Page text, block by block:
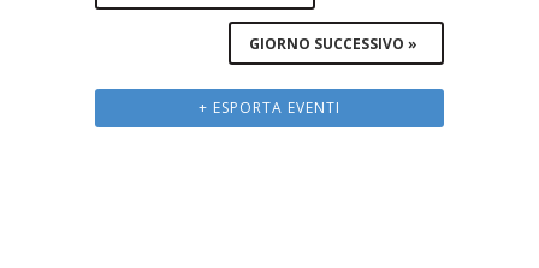
GIORNO SUCCESSIVO »
+ ESPORTA EVENTI